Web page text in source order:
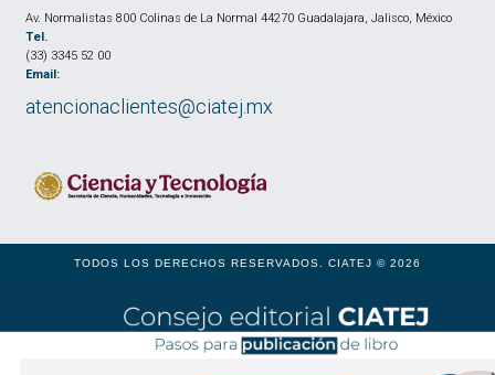
Av. Normalistas 800 Colinas de La Normal 44270 Guadalajara, Jalisco, México
Tel.
(33) 3345 52 00
Email:
atencionaclientes@ciatej.mx
TODOS LOS DERECHOS RESERVADOS. CIATEJ © 2026